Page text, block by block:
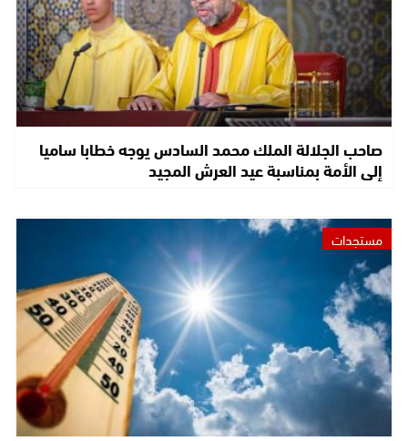
صاحب الجلالة الملك محمد السادس يوجه خطابا ساميا
إلى الأمة بمناسبة عيد العرش المجيد
مستجدات